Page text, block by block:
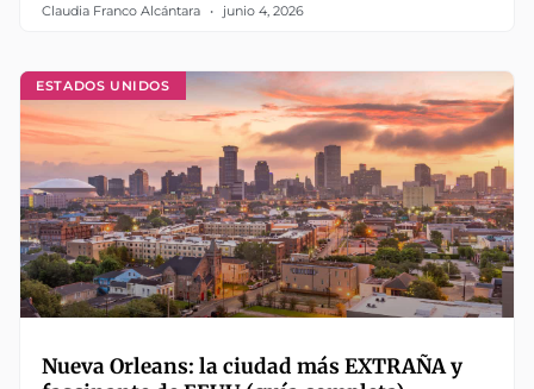
Claudia Franco Alcántara junio 4, 2026
ESTADOS UNIDOS
Nueva Orleans: la ciudad más EXTRAÑA y